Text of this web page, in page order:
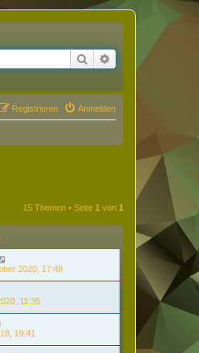
Suche Erweiterte Suche
Anmelden
Registrieren
15 Themen • Seite 1 von 1
2020, 17:48
11:35
19:41